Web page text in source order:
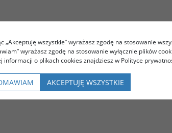
wszystkie” wyrażasz zgodę na stosowanie
wyrażasz zgodę na stosowanie wyłącznie plików
informacji o plikach cookies znajdziesz w Polityce
AKCEPTUJĘ WSZYSTKIE